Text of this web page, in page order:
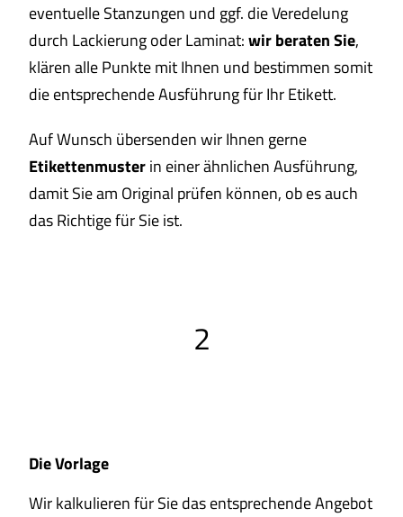
eventuelle Stanzungen und ggf. die Veredelung
durch Lackierung oder Laminat:wir beraten Sie,
klären alle Punkte mit Ihnen und bestimmen somit
die entsprechende Ausführung für Ihr Etikett.
Auf Wunsch übersenden wir Ihnen gerne
Etikettenmusterin einer ähnlichen Ausführung,
damit Sie am Original prüfen können, ob es auch
das Richtige für Sie ist.
2
Die Vorlage
Wir kalkulieren für Sie das entsprechende Angebot